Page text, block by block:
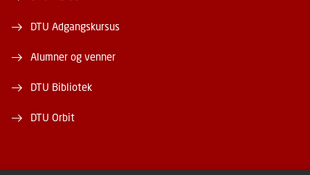
DTU Adgangskursus
Alumner og venner
DTU Bibliotek
DTU Orbit